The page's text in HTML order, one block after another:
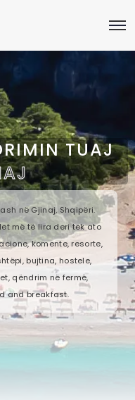
TUAJ
në Gjinaj, Shqipëri.
më të lira deri tek ato
komente, resorte,
bujtina, hostele,
qëndrim në fermë,
and breakfast.